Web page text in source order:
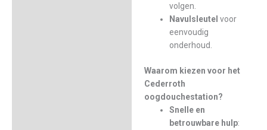
volgen.
Navulsleutel voor
eenvoudig
onderhoud.
Waarom kiezen voor het
Cederroth
oogdouchestation?
Snelle en
betrouwbare hulp: